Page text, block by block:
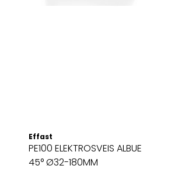
Effast
PE100 ELEKTROSVEIS ALBUE
45° Ø32-180MM